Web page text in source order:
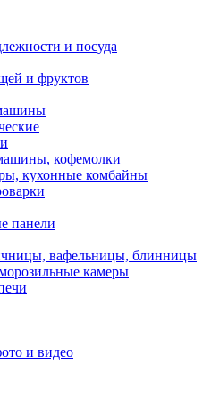
и посуда
и фруктов
кофемолки
кухонные комбайны
панели
вафельницы, блинницы
камеры
и видео